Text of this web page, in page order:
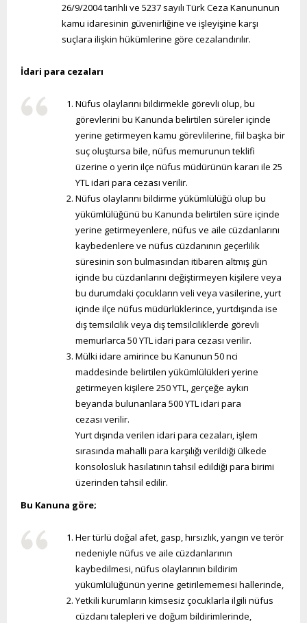
26/9/2004 tarihli ve 5237 sayılı Türk Ceza Kanununun
kamu idaresinin güvenirliğine ve işleyişine karşı
suçlara ilişkin hükümlerine göre cezalandırılır.
İdari para cezaları
Nüfus olaylarını bildirmekle görevli olup, bu
görevlerini bu Kanunda belirtilen süreler içinde
yerine getirmeyen kamu görevlilerine, fiil başka bir
suç oluştursa bile, nüfus memurunun teklifi
üzerine o yerin ilçe nüfus müdürünün kararı ile 25
YTL idari para cezası verilir.
Nüfus olaylarını bildirme yükümlülüğü olup bu
yükümlülüğünü bu Kanunda belirtilen süre içinde
yerine getirmeyenlere, nüfus ve aile cüzdanlarını
kaybedenlere ve nüfus cüzdanının geçerlilik
süresinin son bulmasından itibaren altmış gün
içinde bu cüzdanlarını değiştirmeyen kişilere veya
bu durumdaki çocukların veli veya vasilerine, yurt
içinde ilçe nüfus müdürlüklerince, yurtdışında ise
dış temsilcilik veya dış temsilciliklerde görevli
memurlarca 50 YTL idari para cezası verilir.
Mülki idare amirince bu Kanunun 50 nci
maddesinde belirtilen yükümlülükleri yerine
getirmeyen kişilere 250 YTL, gerçeğe aykırı
beyanda bulunanlara 500 YTL idari para
cezası verilir.
Yurt dışında verilen idari para cezaları, işlem
sırasında mahalli para karşılığı verildiği ülkede
konsolosluk hasılatının tahsil edildiği para birimi
üzerinden tahsil edilir.
Bu Kanuna göre;
Her türlü doğal afet, gasp, hırsızlık, yangın ve terör
nedeniyle nüfus ve aile cüzdanlarının
kaybedilmesi, nüfus olaylarının bildirim
yükümlülüğünün yerine getirilememesi hallerinde,
Yetkili kurumların kimsesiz çocuklarla ilgili nüfus
cüzdanı talepleri ve doğum bildirimlerinde,